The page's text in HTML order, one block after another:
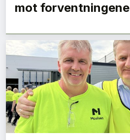
mot forventningene